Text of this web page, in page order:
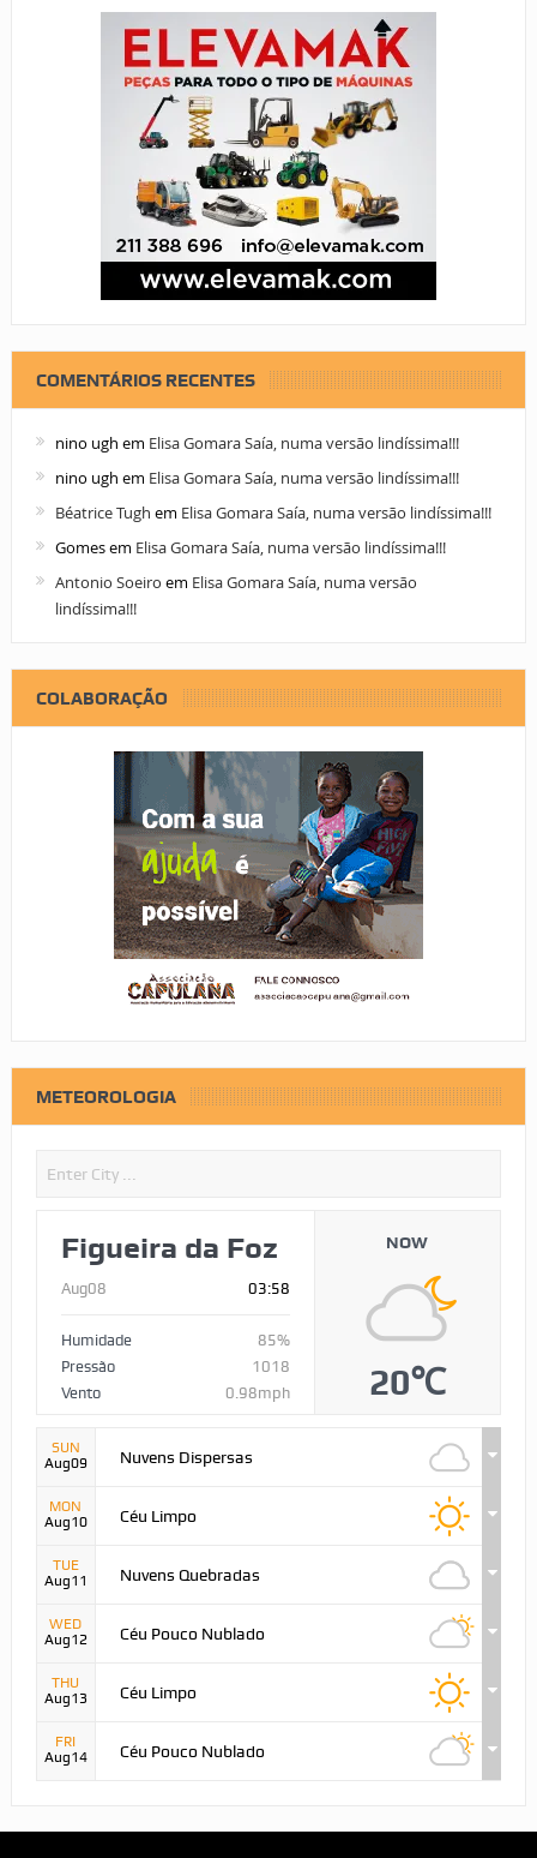
COMENTÁRIOS RECENTES
nino ugh em Elisa Gomara Saía, numa versão lindíssima!!!
nino ugh em Elisa Gomara Saía, numa versão lindíssima!!!
Béatrice Tugh em Elisa Gomara Saía, numa versão lindíssima!!!
Gomesem Elisa Gomara Saía, numa versão lindíssima!!!
Antonio Soeiro em Elisa Gomara Saía, numa versão
lindíssima!!!
COLABORAÇÃO
METEOROLOGIA
Figueira da Foz
Aug08 03:58
Humidade
85%
Pressão
1018
Vento
0.98mph
NOW
20℃
SUN
Aug09
Nuvens Dispersas
MON
Aug10
Céu Limpo
TUE
Aug11
Nuvens Quebradas
WED
Aug12
Céu Pouco Nublado
THU
Aug13
Céu Limpo
FRI
Aug14
Céu Pouco Nublado